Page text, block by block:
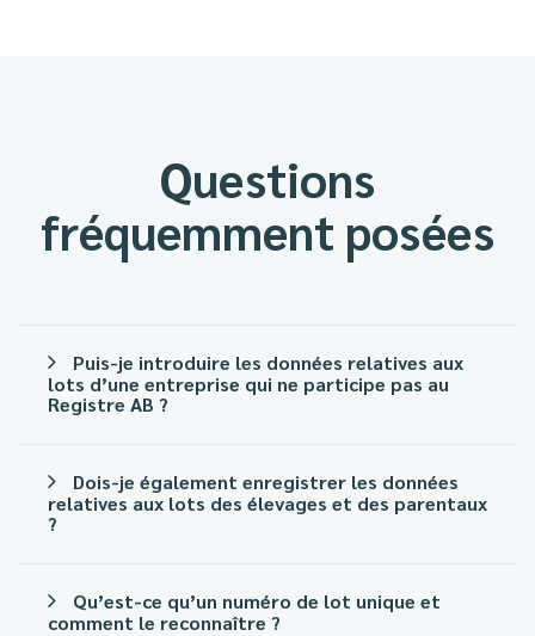
Questions
fréquemment posées
Puis-je introduire les données relatives aux
lots d’une entreprise qui ne participe pas au
Registre AB ?
Dois-je également enregistrer les données
relatives aux lots des élevages et des parentaux
?
Qu’est-ce qu’un numéro de lot unique et
comment le reconnaître ?